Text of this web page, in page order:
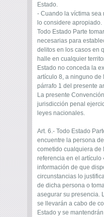
Estado.
- Cuando la víctima sea
lo considere apropiado.
Todo Estado Parte
necesarias para
delitos en los casos en
halle en cualquier
Estado no conceda la
artículo 8, a ninguno de
párrafo 1 del presente
La presente
jurisdicción penal
leyes nacionales.
Art. 6.- Todo Estado
encuentre la persona
cometido cualquiera de
referencia en el artículo
información de que
circunstancias lo
de dicha persona o
asegurar su presencia.
se llevarán a cabo de
Estado y se